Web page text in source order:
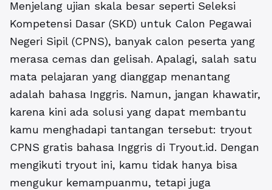
Menjelang ujian skala besar seperti Seleksi
Kompetensi Dasar (SKD) untuk Calon Pegawai
Negeri Sipil (CPNS), banyak calon peserta yang
merasa cemas dan gelisah. Apalagi, salah satu
mata pelajaran yang dianggap menantang
adalah bahasa Inggris. Namun, jangan khawatir,
karena kini ada solusi yang dapat membantu
kamu menghadapi tantangan tersebut: tryout
CPNS gratis bahasa Inggris di Tryout.id. Dengan
mengikuti tryout ini, kamu tidak hanya bisa
mengukur kemampuanmu, tetapi juga